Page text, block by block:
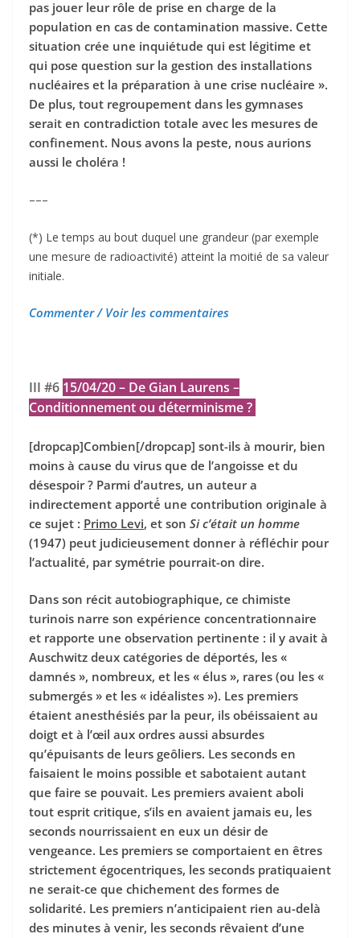
pas jouer leur rôle de prise en charge de la
population en cas de contamination massive. Cette
situation crée une inquiétude qui est légitime et
qui pose question sur la gestion des installations
nucléaires et la préparation à une crise nucléaire ».
De plus, tout regroupement dans les gymnases
serait en contradiction totale avec les mesures de
confinement. Nous avons la peste, nous aurions
aussi le choléra !
–––
(*) Le temps au bout duquel une grandeur (par exemple
une mesure de radioactivité) atteint la moitié de sa valeur
initiale.
Commenter / Voir les commentaires
III #6 15/04/20 – De Gian Laurens –
Conditionnement ou déterminisme ?
[dropcap]Combien[/dropcap] sont-ils à mourir, bien
moins à cause du virus que de l’angoisse et du
désespoir ? Parmi d’autres, un auteur a
indirectement apporté́ une contribution originale à
ce sujet : Primo Levi, et son Si c’était un homme
(1947) peut judicieusement donner à réfléchir pour
l’actualité, par symétrie pourrait-on dire.
Dans son récit autobiographique, ce chimiste
turinois narre son expérience concentrationnaire
et rapporte une observation pertinente : il y avait à
Auschwitz deux catégories de déportés, les «
damnés », nombreux, et les « élus », rares (ou les «
submergés » et les « idéalistes »). Les premiers
étaient anesthésiés par la peur, ils obéissaient au
doigt et à l’œil aux ordres aussi absurdes
qu’épuisants de leurs geôliers. Les seconds en
faisaient le moins possible et sabotaient autant
que faire se pouvait. Les premiers avaient aboli
tout esprit critique, s’ils en avaient jamais eu, les
seconds nourrissaient en eux un désir de
vengeance. Les premiers se comportaient en êtres
strictement égocentriques, les seconds pratiquaient
ne serait-ce que chichement des formes de
solidarité. Les premiers n’anticipaient rien au-delà
des minutes à venir, les seconds rêvaient d’une